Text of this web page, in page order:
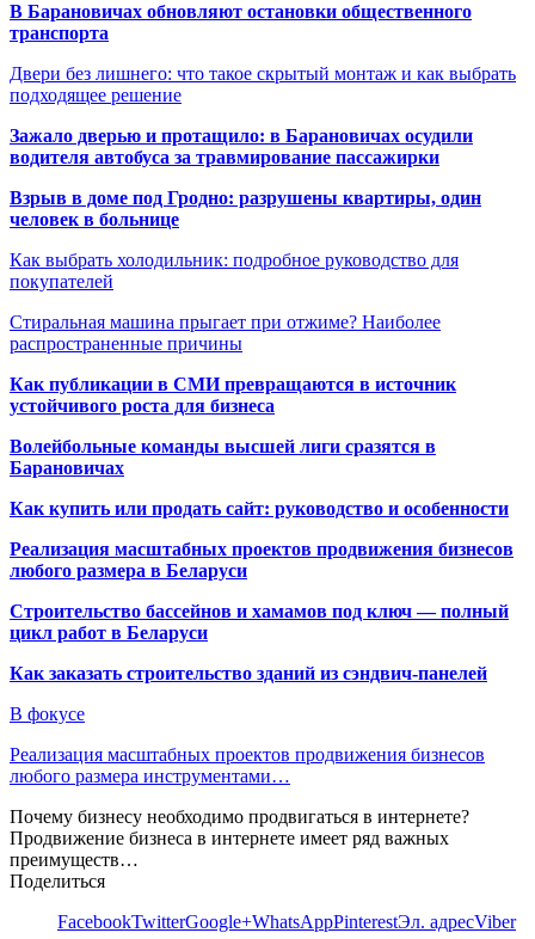
В Барановичах обновляют остановки общественного
транспорта
Двери без лишнего: что такое скрытый монтаж и как выбрать
подходящее решение
Зажало дверью и протащило: в Барановичах осудили
водителя автобуса за травмирование пассажирки
Взрыв в доме под Гродно: разрушены квартиры, один
человек в больнице
Как выбрать холодильник: подробное руководство для
покупателей
Стиральная машина прыгает при отжиме? Наиболее
распространенные причины
Как публикации в СМИ превращаются в источник
устойчивого роста для бизнеса
Волейбольные команды высшей лиги сразятся в
Барановичах
Как купить или продать сайт: руководство и особенности
Реализация масштабных проектов продвижения бизнесов
любого размера в Беларуси
Строительство бассейнов и хамамов под ключ — полный
цикл работ в Беларуси
Как заказать строительство зданий из сэндвич-панелей
В фокусе
Реализация масштабных проектов продвижения бизнесов
любого размера инструментами…
Почему бизнесу необходимо продвигаться в интернете?
Продвижение бизнеса в интернете имеет ряд важных
преимуществ…
Поделиться
FacebookTwitterGoogle+WhatsAppPinterestЭл. адресViber